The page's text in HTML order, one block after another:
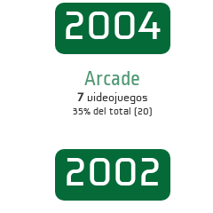
2004
Arcade
7 videojuegos
35% del total (20)
2002